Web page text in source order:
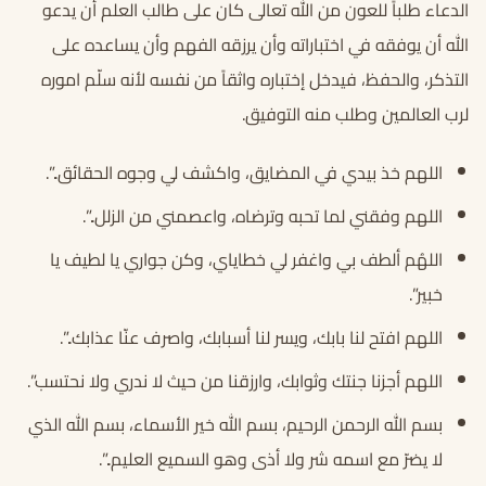
الدعاء طلباً للعون من الله تعالى كان على طالب العلم أن يدعو
الله أن يوفقه في اختباراته وأن يرزقه الفهم وأن يساعده على
التذكر، والحفظ، فيدخل إختباره واثقاً من نفسه لأنه سلّم اموره
لرب العالمين وطلب منه التوفيق.
اللهم خذ بيدي في المضايق، واكشف لي وجوه الحقائق..”.
اللهم وفقني لما تحبه وترضاه، واعصمني من الزلل..”.
اللهُم ألطف بي واغفر لي خطاياي، وكن جواري يا لطيف يا
خبير”.
اللهم افتح لنا بابك، ويسر لنا أسبابك، واصرف عنّا عذابك..”.
اللهم أجزنا جنتك وثوابك، وارزقنا من حيث لا ندري ولا نحتسب”.
بسم الله الرحمن الرحيم، بسم الله خير الأسماء، بسم الله الذي
لا يضرّ مع اسمه شر ولا أذى وهو السميع العليم..”.